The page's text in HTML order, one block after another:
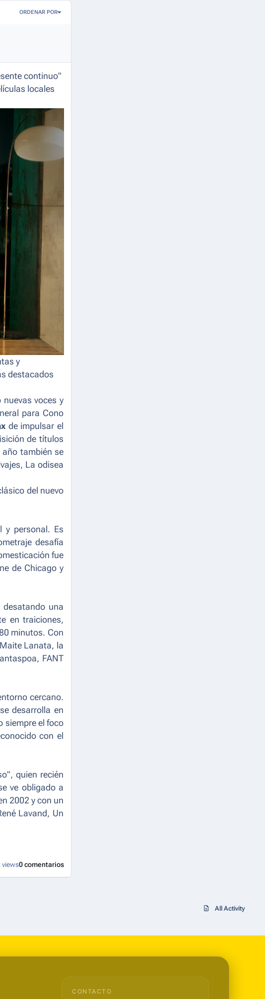
ORDENAR POR
continuo"
locales
y
destacados
voces y
para Cono
de impulsar el
de títulos
también se
La odisea
del nuevo
y personal. Es
desafía
fue
de Chicago y
una
en traiciones,
minutos. Con
Lanata, la
FANT
cercano.
desarrolla en
siempre el foco
con el
quien recién
ve obligado a
2002 y con un
Lavand, Un
views0 comentarios
All Activity
CONTACTO